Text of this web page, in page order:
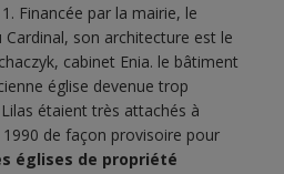
Financée par la mairie, le
son architecture est le
cabinet Enia. le bâtiment
église devenue trop
étaient très attachés à
1990 de façon provisoire pour
églises de propriété